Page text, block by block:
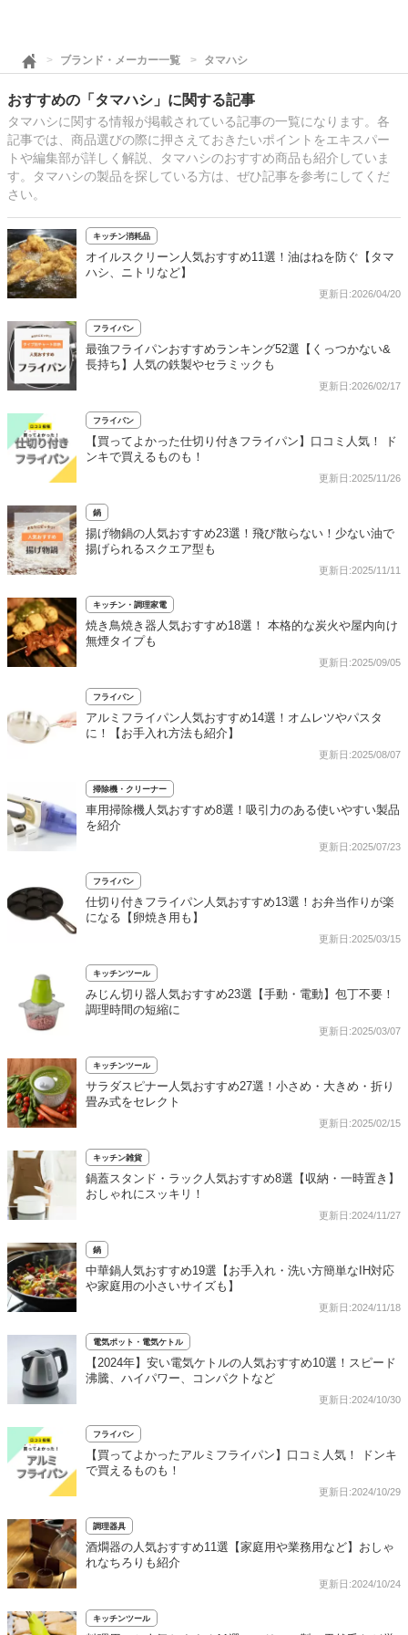
ブランド・メーカー一覧 タマハシ
おすすめの「タマハシ」に関する記事
タマハシに関する情報が掲載されている記事の一覧になります。各
記事では、商品選びの際に押さえておきたいポイントをエキスパー
トや編集部が詳しく解説、タマハシのおすすめ商品も紹介していま
す。タマハシの製品を探している方は、ぜひ記事を参考にしてくだ
さい。
キッチン消耗品
オイルスクリーン人気おすすめ11選！油はねを防ぐ【タマ
ハシ、ニトリなど】
更新日:2026/04/20
フライパン
最強フライパンおすすめランキング52選【くっつかない&
長持ち】人気の鉄製やセラミックも
更新日:2026/02/17
フライパン
【買ってよかった仕切り付きフライパン】口コミ人気！ ド
ンキで買えるものも！
更新日:2025/11/26
鍋
揚げ物鍋の人気おすすめ23選！飛び散らない！少ない油で
揚げられるスクエア型も
更新日:2025/11/11
キッチン・調理家電
焼き鳥焼き器人気おすすめ18選！ 本格的な炭火や屋内向け
無煙タイプも
更新日:2025/09/05
フライパン
アルミフライパン人気おすすめ14選！オムレツやパスタ
に！【お手入れ方法も紹介】
更新日:2025/08/07
掃除機・クリーナー
車用掃除機人気おすすめ8選！吸引力のある使いやすい製品
を紹介
更新日:2025/07/23
フライパン
仕切り付きフライパン人気おすすめ13選！お弁当作りが楽
になる【卵焼き用も】
更新日:2025/03/15
キッチンツール
みじん切り器人気おすすめ23選【手動・電動】包丁不要！
調理時間の短縮に
更新日:2025/03/07
キッチンツール
サラダスピナー人気おすすめ27選！小さめ・大きめ・折り
畳み式をセレクト
更新日:2025/02/15
キッチン雑貨
鍋蓋スタンド・ラック人気おすすめ8選【収納・一時置き】
おしゃれにスッキリ！
更新日:2024/11/27
鍋
中華鍋人気おすすめ19選【お手入れ・洗い方簡単なIH対応
や家庭用の小さいサイズも】
更新日:2024/11/18
電気ポット・電気ケトル
【2024年】安い電気ケトルの人気おすすめ10選！スピード
沸騰、ハイパワー、コンパクトなど
更新日:2024/10/30
フライパン
【買ってよかったアルミフライパン】口コミ人気！ ドンキ
で買えるものも！
更新日:2024/10/29
調理器具
酒燗器の人気おすすめ11選【家庭用や業務用など】おしゃ
れなちろりも紹介
更新日:2024/10/24
キッチンツール